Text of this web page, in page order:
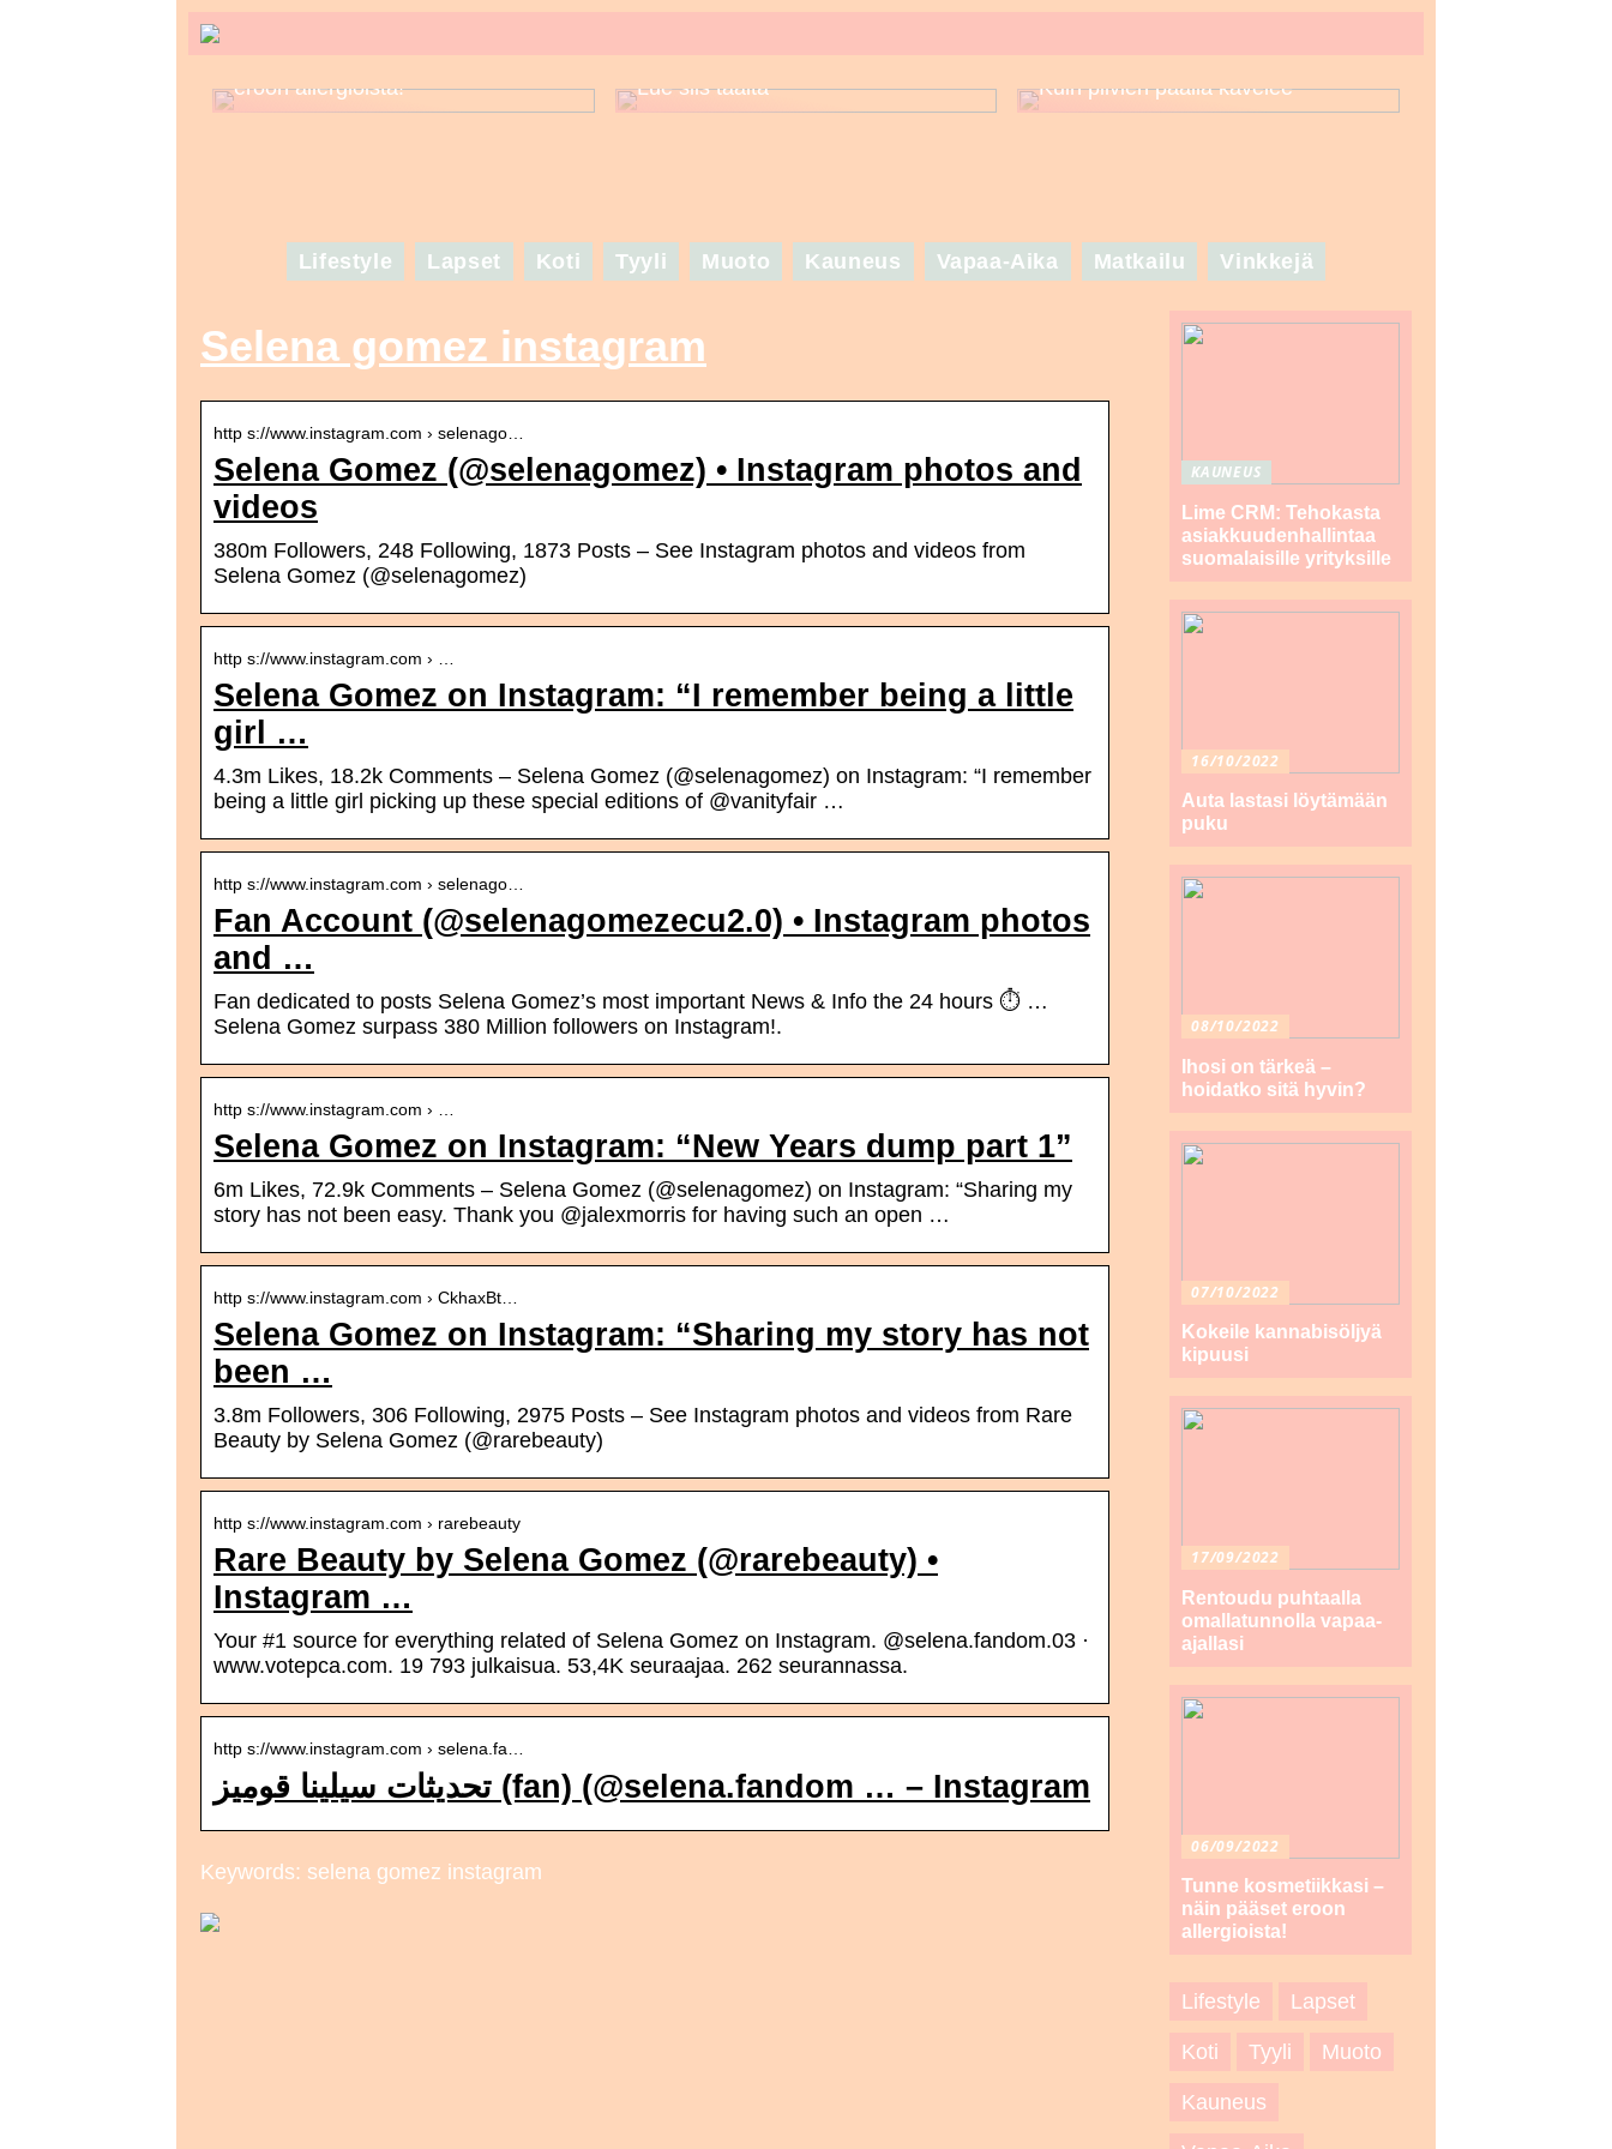
eroon allergioista!
Lue siis täältä
Kuin pilvien päällä kävelee
Lifestyle Lapset Koti Tyyli Muoto Kauneus Vapaa-Aika Matkailu Vinkkejä
Selena gomez instagram
http s://www.instagram.com › selenago…
Selena Gomez (@selenagomez) • Instagram photos and
videos
380m Followers, 248 Following, 1873 Posts – See Instagram photos and videos from
Selena Gomez (@selenagomez)
http s://www.instagram.com › …
Selena Gomez on Instagram: “I remember being a little
girl …
4.3m Likes, 18.2k Comments – Selena Gomez (@selenagomez) on Instagram: “I remember
being a little girl picking up these special editions of @vanityfair …
http s://www.instagram.com › selenago…
Fan Account (@selenagomezecu2.0) • Instagram photos
and …
Fan dedicated to posts Selena Gomez’s most important News & Info the 24 hours ⏱️ …
Selena Gomez surpass 380 Million followers on Instagram!⁣⁣⁣⁣⁣⁣⁣.
http s://www.instagram.com › …
Selena Gomez on Instagram: “New Years dump part 1”
6m Likes, 72.9k Comments – Selena Gomez (@selenagomez) on Instagram: “Sharing my
story has not been easy. Thank you @jalexmorris for having such an open …
http s://www.instagram.com › CkhaxBt…
Selena Gomez on Instagram: “Sharing my story has not
been …
3.8m Followers, 306 Following, 2975 Posts – See Instagram photos and videos from Rare
Beauty by Selena Gomez (@rarebeauty)
http s://www.instagram.com › rarebeauty
Rare Beauty by Selena Gomez (@rarebeauty) •
Instagram …
Your #1 source for everything related of Selena Gomez on Instagram. @selena.fandom.03 ·
www.votepca.com. 19 793 julkaisua. 53,4K seuraajaa. 262 seurannassa.
http s://www.instagram.com › selena.fa…
تحديثات سيلينا قوميز (fan) (@selena.fandom … – Instagram
Keywords: selena gomez instagram
KAUNEUS
Lime CRM: Tehokasta
asiakkuudenhallintaa
suomalaisille yrityksille
16/10/2022
Auta lastasi löytämään
puku
08/10/2022
Ihosi on tärkeä –
hoidatko sitä hyvin?
07/10/2022
Kokeile kannabisöljyä
kipuusi
17/09/2022
Rentoudu puhtaalla
omallatunnolla vapaa-
ajallasi
06/09/2022
Tunne kosmetiikkasi –
näin pääset eroon
allergioista!
Lifestyle Lapset
Koti Tyyli Muoto
Kauneus